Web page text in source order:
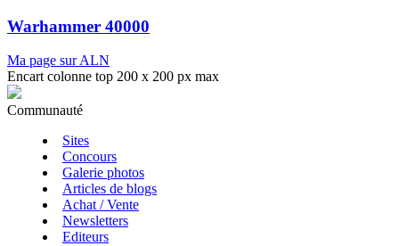
Warhammer 40000
Ma page sur ALN
Encart colonne top 200 x 200 px max
Communauté
Sites
Concours
Galerie photos
Articles de blogs
Achat / Vente
Newsletters
Editeurs